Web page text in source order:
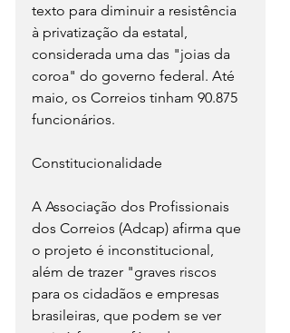
texto para diminuir a resistência
à privatização da estatal,
considerada uma das "joias da
coroa" do governo federal. Até
maio, os Correios tinham 90.875
funcionários.
Constitucionalidade
A Associação dos Profissionais
dos Correios (Adcap) afirma que
o projeto é inconstitucional,
além de trazer "graves riscos
para os cidadãos e empresas
brasileiras, que podem se ver